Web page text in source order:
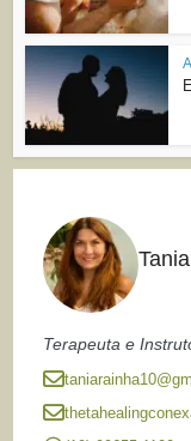
Terapeuta e